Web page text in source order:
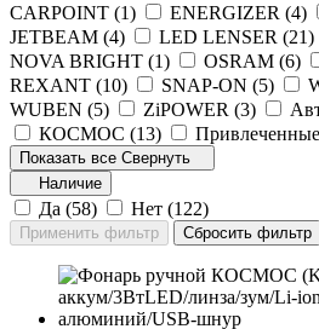
CARPOINT (1) ENERGIZER (4)
JETBEAM (4) LED LENSER (21)
NOVA BRIGHT (1) OSRAM (6)
REXANT (10) SNAP-ON (5)
WUBEN (5) ZiPOWER (3)
КОСМОС (13)
Показать все Свернуть
Наличие
Да (58) Нет (122)